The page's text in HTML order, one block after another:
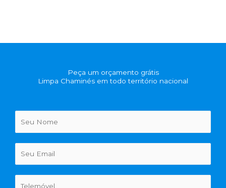
Peça um orçamento grátis
Limpa Chaminés em todo território nacional